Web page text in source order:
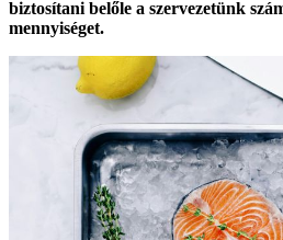
biztosítani belőle a szervezetünk
mennyiséget.